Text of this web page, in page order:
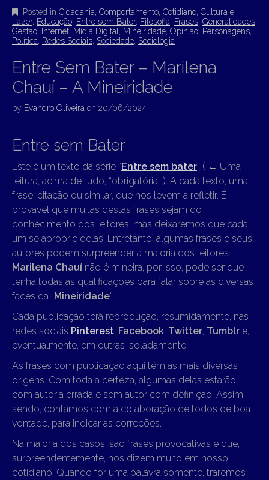
Posted in Cidadania Comportamento Cotidiano Cultura e
Lazer, Educação Entre sem Bater, Filosofia Frases Generalidades
Gestão
Internet Mídia Digital Mineiridade Opinião Personagens
Política
Redes Sociais Sociedade Sociologia
Entre Sem Bater – Marilena
Chauí – A Mineiridade
by Evandro Oliveira on 20/06/2024
Entre sem Bater
Este é um texto da série “Entre sem bater” ( ← Uma
leitura, acima de tudo, “obrigatória” ). A cada texto, uma
frase, citação ou similar, que nos levem a refletir. É
provável que muitas destas frases sejam do
conhecimento dos leitores, mas deixaremos que cada
um se aproprie delas. Entretanto, algumas frases e seus
autores podem surpreender a maioria dos leitores.
Marilena Chauí não é mineira, por isso, pode ser que
tenha todas as qualificações para falar sobre as diversas
faces da “Mineiridade“.
Cada publicação terá reprodução, resumidamente, nas
redes sociais Pinterest, Facebook, Twitter, Tumblr e,
eventualmente, em outras isoladamente.
As frases com publicação aqui têm as mais diversas
origens. Com toda a certeza, algumas delas estarão
com autoria errada e sem autor com definição. Assim
sendo, contamos com a colaboração de todos de boa
vontade, para indicar as correções.
Na maioria dos casos, são frases provocativas e que,
surpreendentemente, nos dizem muito em nosso
cotidiano. Quando for uma palavra somente, traremos